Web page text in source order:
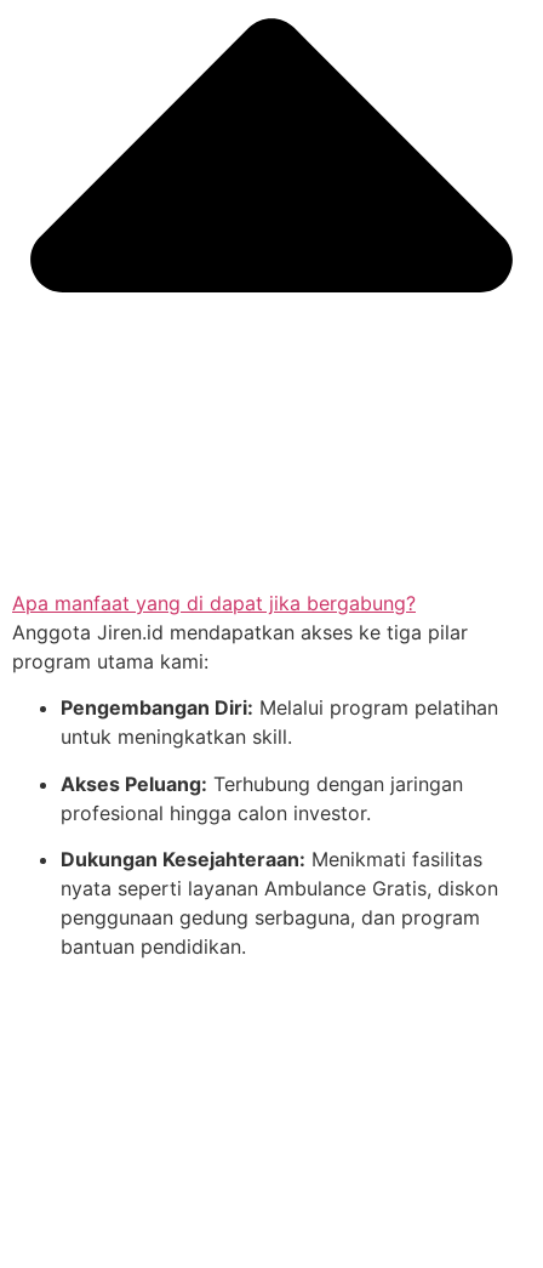
Apa manfaat yang di dapat jika bergabung?
Anggota Jiren.id mendapatkan akses ke tiga pilar
program utama kami:
Pengembangan Diri: Melalui program pelatihan
untuk meningkatkan skill.
Akses Peluang: Terhubung dengan jaringan
profesional hingga calon investor.
Dukungan Kesejahteraan: Menikmati fasilitas
nyata seperti layanan Ambulance Gratis, diskon
penggunaan gedung serbaguna, dan program
bantuan pendidikan.